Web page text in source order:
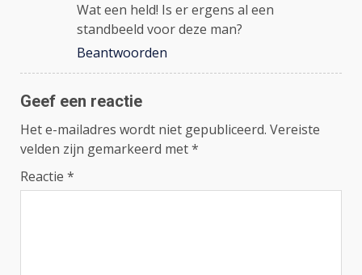
Wat een held! Is er ergens al een
standbeeld voor deze man?
Beantwoorden
Geef een reactie
Het e-mailadres wordt niet gepubliceerd. Vereiste
velden zijn gemarkeerd met*
Reactie *